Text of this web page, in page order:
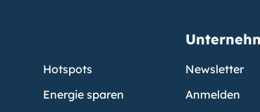
Hotspots
Energie sparen
Newsletter
Anmelden